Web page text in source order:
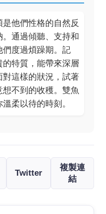
他們性格的自然反
通過傾聽、支持和
度過煩躁期。記
特質，能帶來深層
這樣的狀況，試著
不到的收穫。雙魚
柔以待的時刻。
Twitter
複製連
結